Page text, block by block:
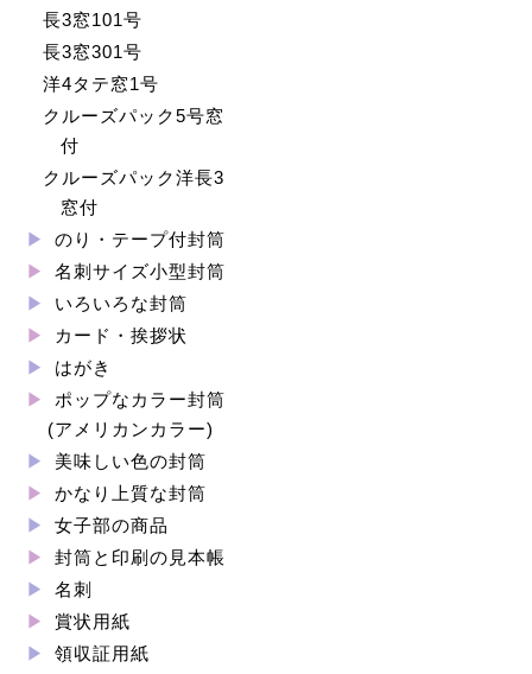
長3窓101号
長3窓301号
洋4タテ窓1号
クルーズパック5号窓
付
クルーズパック洋長3
窓付
のり・テープ付封筒
名刺サイズ小型封筒
いろいろな封筒
カード・挨拶状
はがき
ポップなカラー封筒
(アメリカンカラー)
美味しい色の封筒
かなり上質な封筒
女子部の商品
封筒と印刷の見本帳
名刺
賞状用紙
領収証用紙